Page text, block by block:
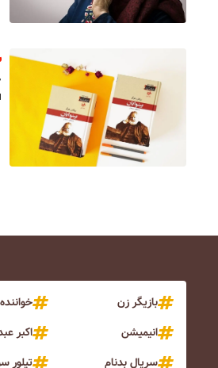
بازیگر زن
خواننده
انیمیشن
اکبر
سریال بدنام
تیلور